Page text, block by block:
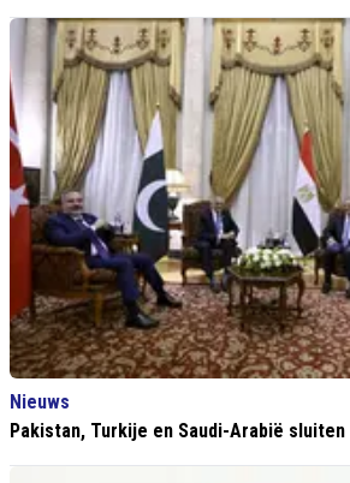
Nieuws
Pakistan, Turkije en Saudi-Arabië